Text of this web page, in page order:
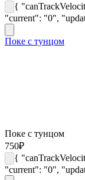
{
"current": "0",
Поке с тунцом
Поке с тунцом
750₽
{
"current": "0",